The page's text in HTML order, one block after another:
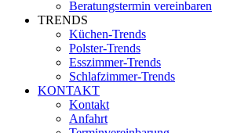
Beratungstermin vereinbaren
TRENDS
Küchen-Trends
Polster-Trends
Esszimmer-Trends
Schlafzimmer-Trends
KONTAKT
Kontakt
Anfahrt